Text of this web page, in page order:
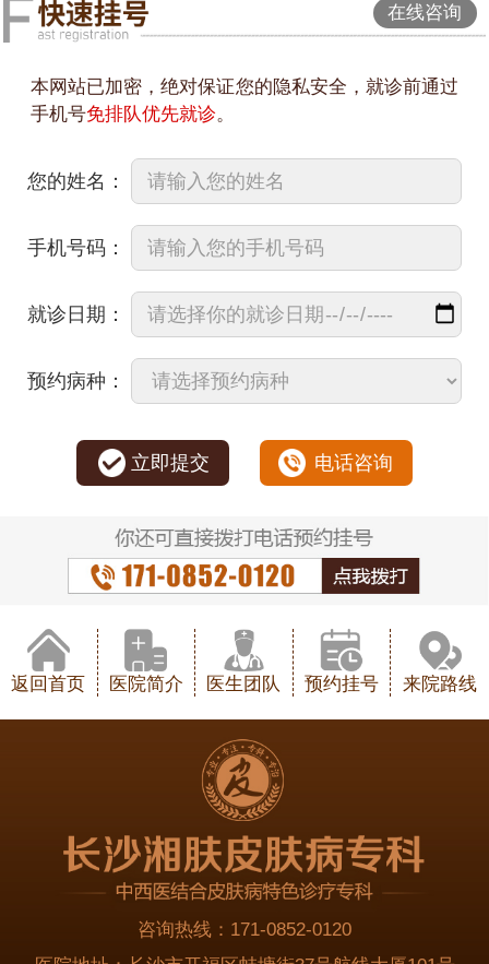
在线咨询
本网站已加密，绝对保证您的隐私安全，就诊前通过
手机号免排队优先就诊。
您的姓名：
手机号码：
就诊日期：
预约病种：
立即提交 电话咨询
返回首页 医院简介 医生团队 预约挂号 来院路线
咨询热线： 171-0852-0120